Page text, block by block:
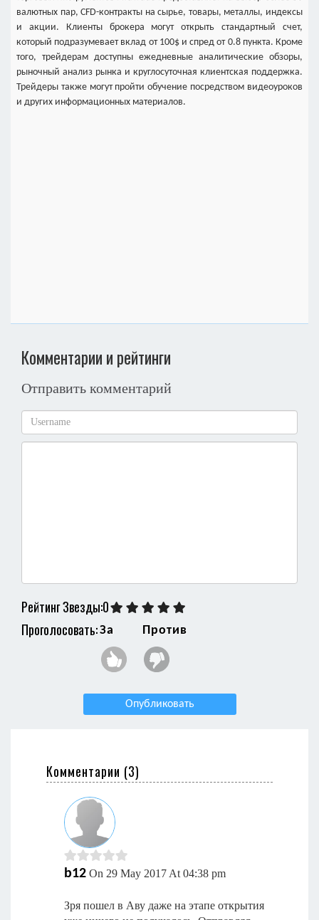
валютных пар, CFD-контракты на сырье, товары, металлы, индексы
и акции. Клиенты брокера могут открыть стандартный счет,
который подразумевает вклад от 100$ и спред от 0.8 пункта. Кроме
того, трейдерам доступны ежедневные аналитические обзоры,
рыночный анализ рынка и круглосуточная клиентская поддержка.
Трейдеры также могут пройти обучение посредством видеоуроков
и других информационных материалов.
Комментарии и рейтинги
Отправить комментарий
Рейтинг Звезды:0
Проголосовать:За Против
Опубликовать
Комментарии (3)
b12 On 29 May 2017 At 04:38 pm
Зря пошел в Аву даже на этапе открытия